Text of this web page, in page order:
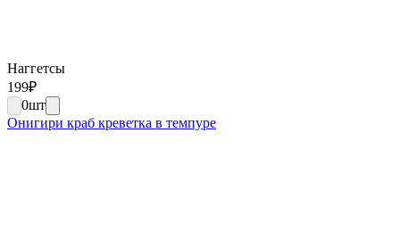
Наггетсы
199₽
0шт
Онигири краб креветка в темпуре